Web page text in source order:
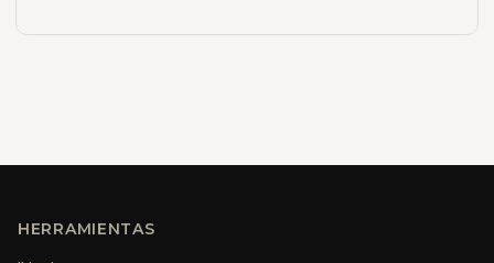
HERRAMIENTAS